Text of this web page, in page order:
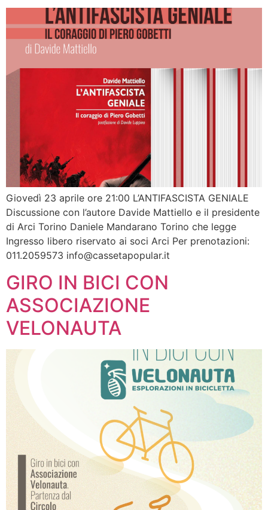
Giovedì 23 aprile ore 21:00 L’ANTIFASCISTA GENIALE
Discussione con l’autore Davide Mattiello e il presidente
di Arci Torino Daniele Mandarano Torino che legge
Ingresso libero riservato ai soci Arci Per prenotazioni:
011.2059573 info@cassetapopular.it
GIRO IN BICI CON
ASSOCIAZIONE
VELONAUTA